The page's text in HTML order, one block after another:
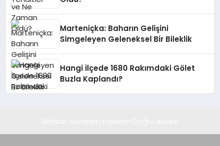
Marteniçka: Baharın Gelişini
Simgeleyen Geleneksel Bir Bileklik
Hangi İlçede 1680 Rakımdaki Gölet
Buzla Kaplandı?